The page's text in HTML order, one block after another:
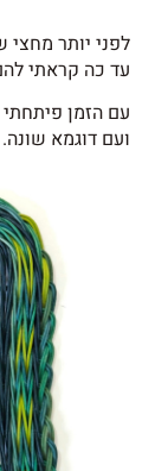
לפני יותר
עד כה קראתי
עם הזמן
ועם דוגמא